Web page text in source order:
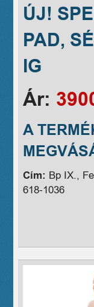
ÚJ!
PAD,
IG
Ár:
A
Cím: Bp IX.,
618-1036